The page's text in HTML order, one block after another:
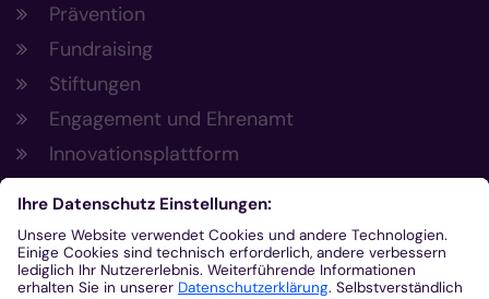
Prävention
Fundraising
Stiftungen
Engagement und Ehrenamt
Innovationsplattform
Aus der Plattform
Nachrichten